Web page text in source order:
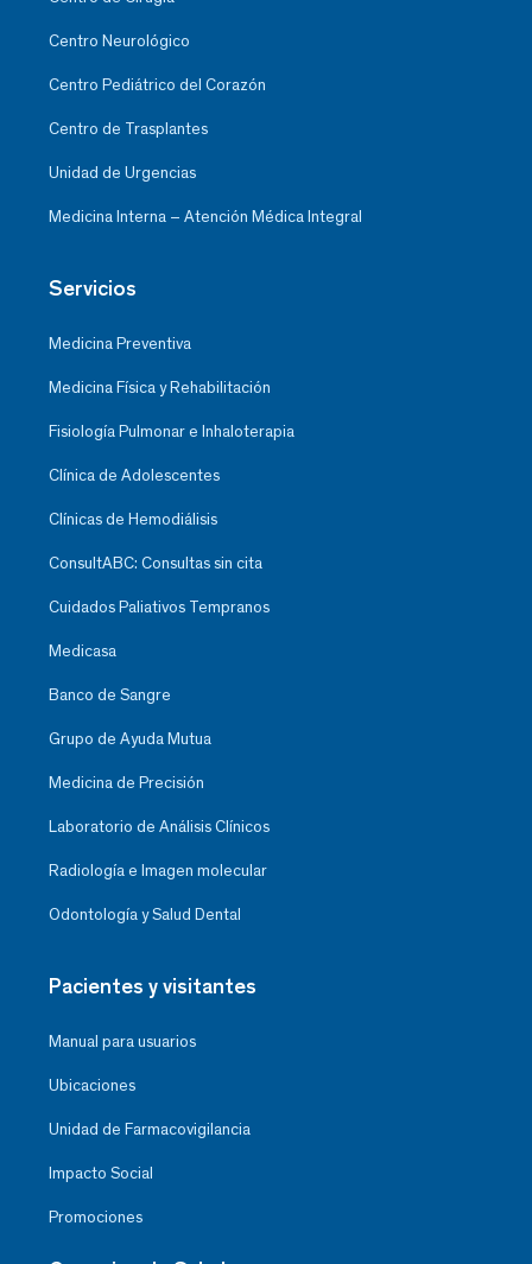
Centro Neurológico
Centro Pediátrico del Corazón
Centro de Trasplantes
Unidad de Urgencias
Medicina Interna – Atención Médica Integral
Servicios
Medicina Preventiva
Medicina Física y Rehabilitación
Fisiología Pulmonar e Inhaloterapia
Clínica de Adolescentes
Clínicas de Hemodiálisis
ConsultABC: Consultas sin cita
Cuidados Paliativos Tempranos
Medicasa
Banco de Sangre
Grupo de Ayuda Mutua
Medicina de Precisión
Laboratorio de Análisis Clínicos
Radiología e Imagen molecular
Odontología y Salud Dental
Pacientes y visitantes
Manual para usuarios
Ubicaciones
Unidad de Farmacovigilancia
Impacto Social
Promociones